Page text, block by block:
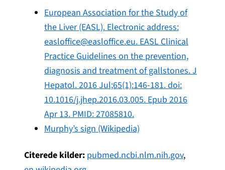
European Association for the Study of
the Liver (EASL). Electronic address:
easloffice@easloffice.eu. EASL Clinical
Practice Guidelines on the prevention,
diagnosis and treatment of gallstones. J
Hepatol. 2016 Jul;65(1):146-181. doi:
10.1016/j.jhep.2016.03.005. Epub 2016
Apr 13. PMID: 27085810.
Murphy’s sign (Wikipedia)
Citerede kilder: pubmed.ncbi.nlm.nih.gov,